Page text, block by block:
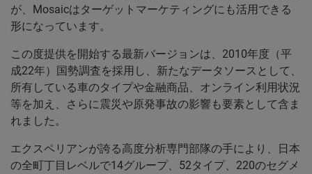
が、Mosaicはターゲットマーケティングにも活用できる
形になっています。
この度提供を開始する最新バージョンは、2010年度（平
成22年）国勢調査を採用し、新たなデータソースとして、
所有している車のタイプや金融商品、オンライン利用状況
等を加え、さらに震災や原発事故の影響も要素として含ま
れました。
エクスペリアンが誇る高度分析専門部隊の手により、日本
の全町丁目レベルで14グループ、52タイプ、220のセグメ